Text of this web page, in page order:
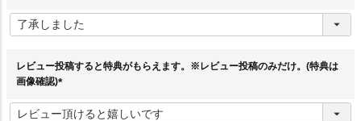
須
レビュー投稿すると特典がもらえます。※レビュー投稿のみだけ。(特典は
画像確認)
必